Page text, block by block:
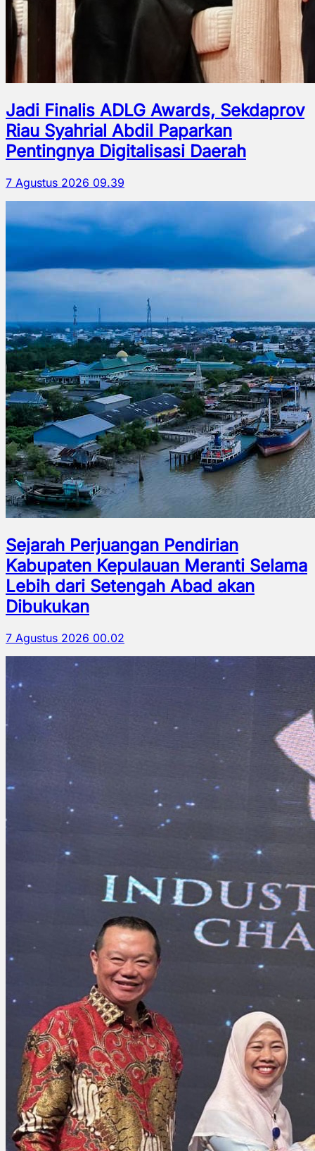
Jadi Finalis ADLG Awards, Sekdaprov
Riau Syahrial Abdil Paparkan
Pentingnya Digitalisasi Daerah
7 Agustus 2026 09.39
Sejarah Perjuangan Pendirian
Kabupaten Kepulauan Meranti Selama
Lebih dari Setengah Abad akan
Dibukukan
7 Agustus 2026 00.02